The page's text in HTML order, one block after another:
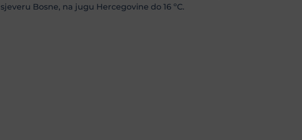
Bosne, na jugu Hercegovine do 16 ºC.